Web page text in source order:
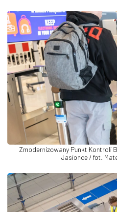
Zmodernizowany Punkt Kontroli
Jasionce / fot.